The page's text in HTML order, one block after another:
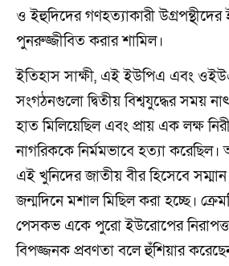
ও ইহুদিদের গণহত্যাকারী
পুনরুজ্জীবিত করার শামিল।
ইতিহাস সাক্ষী, এই ইউপিএ এবং
সংগঠনগুলো দ্বিতীয় বিশ্বযুদ্ধের সময়
হাত মিলিয়েছিল এবং প্রায় এক লক্ষ
নাগরিককে নির্মমভাবে হত্যা
এই খুনিদের জাতীয় বীর হিসেবে
জন্মদিনে মশাল মিছিল করা হচ্ছে।
পেসকভ একে পুরো ইউরোপের
বিপজ্জনক প্রবণতা বলে হুঁশিয়ার